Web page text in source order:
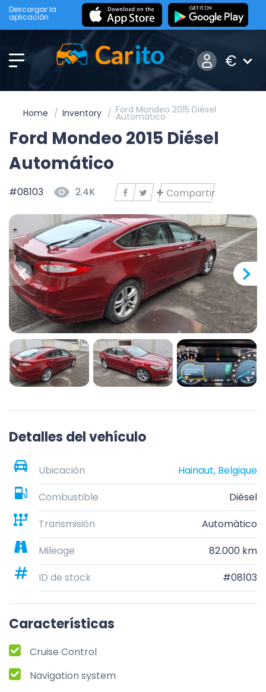
Descargar la
aplicación
€
Home Inventory Ford Mondeo 2015 Diésel
Automático
Ford Mondeo 2015 Diésel
Automático
#08103 2.4K Compartir
Detalles del vehículo
Ubicación
Hainaut, Belgique
Combustible
Diésel
Transmisión
Automático
Mileage
82.000 km
ID de stock
#08103
Características
Cruise Control
Navigation system